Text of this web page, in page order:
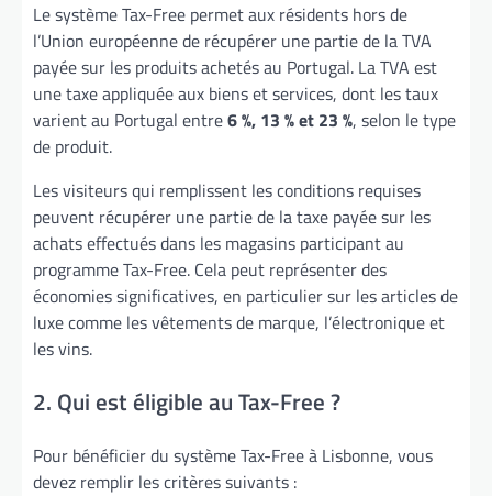
Le système Tax-Free permet aux résidents hors de
l’Union européenne de récupérer une partie de la TVA
payée sur les produits achetés au Portugal. La TVA est
une taxe appliquée aux biens et services, dont les taux
varient au Portugal entre6 %, 13 % et 23 %, selon le type
de produit.
Les visiteurs qui remplissent les conditions requises
peuvent récupérer une partie de la taxe payée sur les
achats effectués dans les magasins participant au
programme Tax-Free. Cela peut représenter des
économies significatives, en particulier sur les articles de
luxe comme les vêtements de marque, l’électronique et
les vins.
2. Qui est éligible au Tax-Free ?
Pour bénéficier du système Tax-Free à Lisbonne, vous
devez remplir les critères suivants :